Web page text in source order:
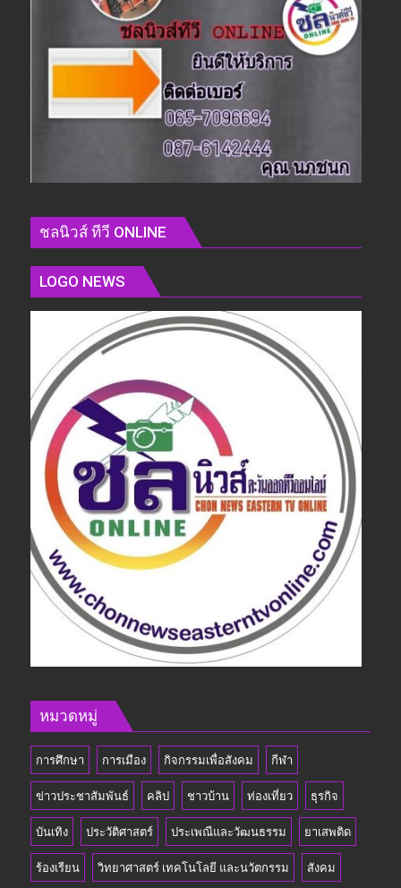
ชลนิวส์ ทีวี ONLINE
LOGO NEWS
หมวดหมู่
การศึกษา การเมือง กิจกรรมเพื่อสังคม กีฬา
ข่าวประชาสัมพันธ์ คลิป ชาวบ้าน ท่องเที่ยว ธุรกิจ
บันเทิง ประวัติศาสตร์ ประเพณีและวัฒนธรรม ยาเสพติด
ร้องเรียน วิทยาศาสตร์ เทคโนโลยี และนวัตกรรม สังคม